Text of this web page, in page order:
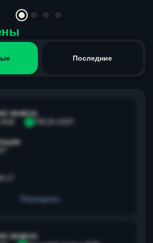
Последние
ОБМЕНА
T
Повторить
ОБМЕНА